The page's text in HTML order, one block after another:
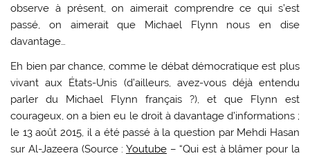
observe à présent, on aimerait comprendre ce qui s’est
passé, on aimerait que Michael Flynn nous en dise
davantage…
Eh bien par chance, comme le débat démocratique est plus
vivant aux États-Unis (d’ailleurs, avez-vous déjà entendu
parler du Michael Flynn français ?), et que Flynn est
courageux, on a bien eu le droit à davantage d’informations ;
le 13 août 2015, il a été passé à la question par Mehdi Hasan
sur Al-Jazeera (Source : Youtube– “Qui est à blâmer pour la